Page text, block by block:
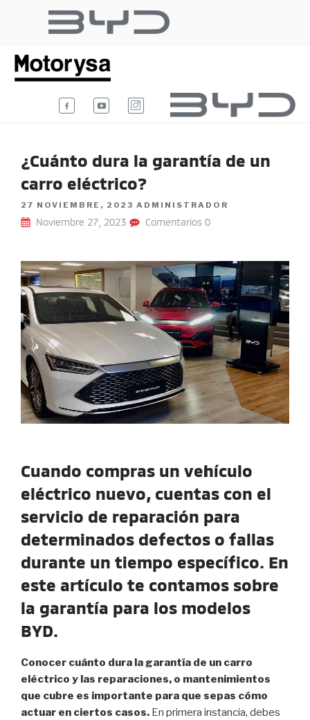
COLOMBIA
¿Cuánto dura la garantía de un
carro eléctrico?
POSTED
ON
27 NOVIEMBRE, 2023 ADMINISTRADOR
Noviembre 27, 2023 Comentarios 0
Cuando compras un vehículo
eléctrico nuevo, cuentas con el
servicio de reparación para
determinados defectos o fallas
durante un tiempo específico. En
este artículo te contamos sobre
la garantía para los modelos
BYD.
Conocer cuánto dura la garantía de un carro
eléctrico y las reparaciones, o mantenimientos
que cubre es importante para que sepas cómo
actuar en ciertos casos. En primera instancia, debes